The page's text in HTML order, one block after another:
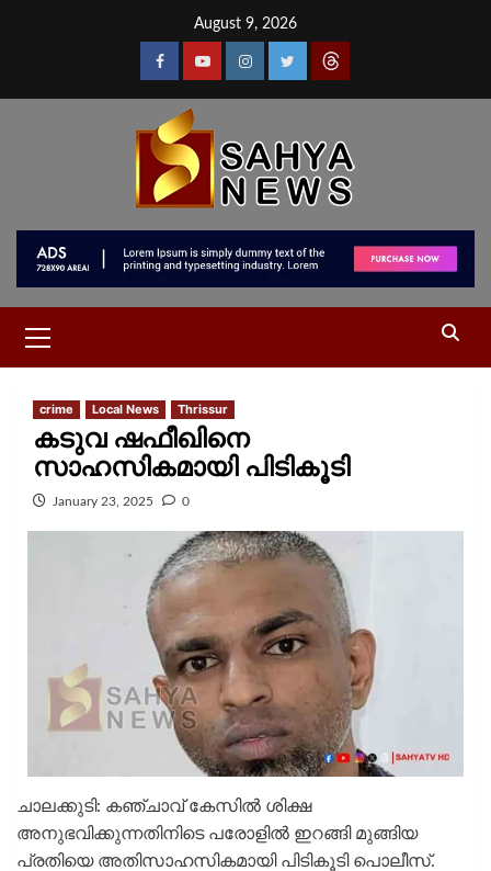
August 9, 2026
crime Local News Thrissur
കടുവ ഷഫീഖിനെ
സാഹസികമായി പിടികൂടി
January 23, 2025 0
ചാലക്കുടി: കഞ്ചാവ് കേസില്‍ ശിക്ഷ
അനുഭവിക്കുന്നതിനിടെ പരോളില്‍ ഇറങ്ങി മുങ്ങിയ
പ്രതിയെ അതിസാഹസികമായി പിടികൂടി പൊലീസ്.